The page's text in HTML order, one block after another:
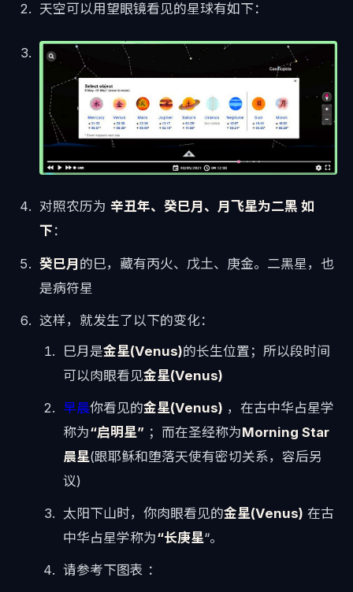
天空可以用望眼镜看见的星球有如下：
对照农历为辛丑年、癸巳月、月飞星为二黑 如
下 ：
癸巳月的巳，藏有丙火、戊土、庚金。二黑星，也
是病符星
这样，就发生了以下的变化：
巳月是金星(Venus)的长生位置；所以段时间
可以肉眼看见金星(Venus)
早晨你看见的金星(Venus) ，在古中华占星学
称为“启明星” ；而在圣经称为Morning Star
晨星(跟耶稣和堕落天使有密切关系，容后另
议)
太阳下山时，你肉眼看见的金星(Venus) 在古
中华占星学称为“长庚星“。
请参考下图表 ：